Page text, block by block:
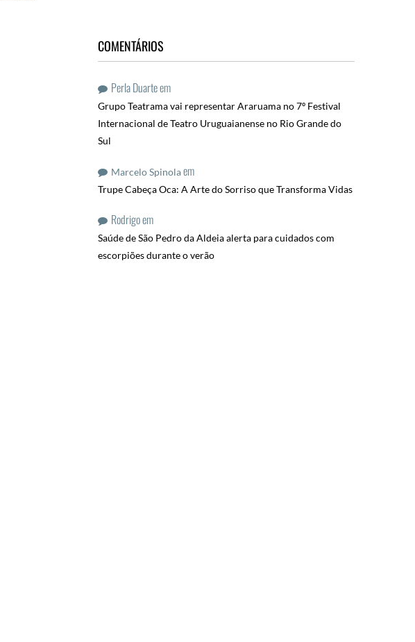
COMENTÁRIOS
Perla Duarteem
Grupo Teatrama vai representar Araruama no 7º Festival
Internacional de Teatro Uruguaianense no Rio Grande do
Sul
Marcelo Spinolaem
Trupe Cabeça Oca: A Arte do Sorriso que Transforma Vidas
Rodrigoem
Saúde de São Pedro da Aldeia alerta para cuidados com
escorpiões durante o verão